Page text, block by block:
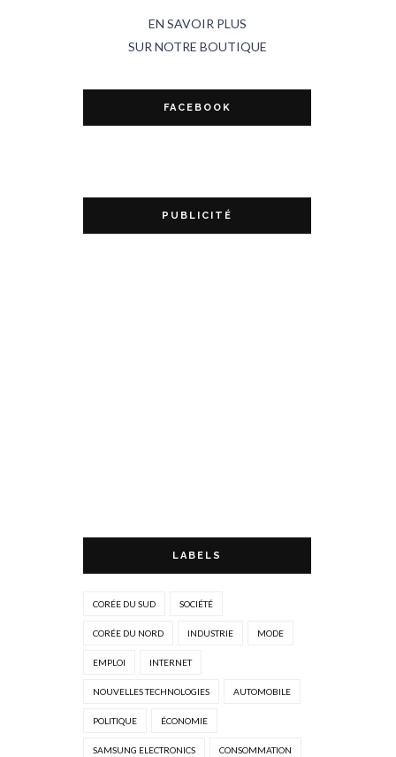
EN SAVOIR PLUS
SUR NOTRE BOUTIQUE
FACEBOOK
PUBLICITÉ
LABELS
CORÉE DU SUD SOCIÉTÉ
CORÉE DU NORD INDUSTRIE MODE
EMPLOI INTERNET
NOUVELLES TECHNOLOGIES AUTOMOBILE
POLITIQUE ÉCONOMIE
SAMSUNG ELECTRONICS CONSOMMATION